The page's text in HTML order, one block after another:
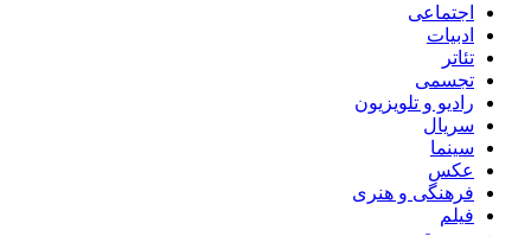
اجتماعی
ادبیات
تئاتر
تجسمی
رادیو و تلویزیون
سریال
سینما
عکس
فرهنگی و هنری
فیلم